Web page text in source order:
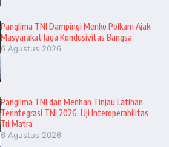
Panglima TNI Dampingi Menko Polkam Ajak
Masyarakat Jaga Kondusivitas Bangsa
6 Agustus 2026
Panglima TNI dan Menhan Tinjau Latihan
Terintegrasi TNI 2026, Uji Interoperabilitas
Tri Matra
6 Agustus 2026